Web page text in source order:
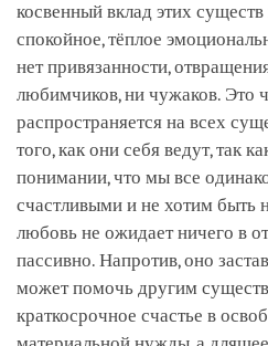
косвенный вклад этих
спокойное, тёплое
нет привязанности,
любимчиков, ни чужаков. Это
распространяется на всех
того, как они себя ведут, так
понимании, что мы все
счастливыми и не хотим быть
любовь не ожидает ничего в
пассивно. Напротив, оно
может помочь другим
краткосрочное счастье в